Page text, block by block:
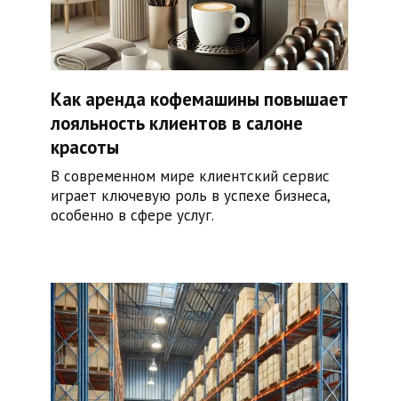
Как аренда кофемашины повышает
лояльность клиентов в салоне
красоты
В современном мире клиентский сервис
играет ключевую роль в успехе бизнеса,
особенно в сфере услуг.